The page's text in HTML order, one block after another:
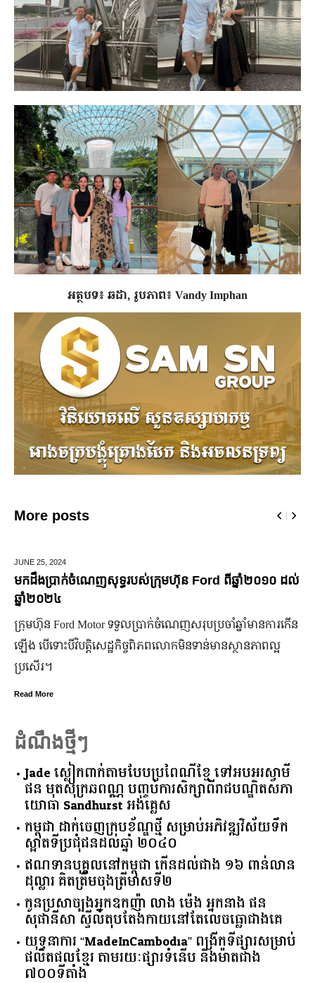
អត្ថបទ៖ ឆដា, រូបភាព៖ Vandy Imphan
More posts
មហ៊ុន Ford ពីឆ្នាំ២០១០ ដល់
េញសរុបប្រចាំឆ្នាំមានការកើន
ោកមិនទាន់មានស្ថានភាពល្អ
មកស្គាល់ពីប្រេននៃ​ fashion គ្
មហាជន​ពិតជា​ស្គាល់​សេដ្ឋី​នី ម៉ៅ
កិត្តិយស កេរ្តិ៍ឈ្មោះ និង​ស្នាដៃ​ក្នុ
ដំណឹងថ្មីៗ
Jade ស្លៀកពាក់តាមបែបប្រពៃណីខ្មែ ទៅអបអរស្វាមី
ផន មុតសុក្រឆពណ្ណ បញ្ចប់ការសិក្សាពីរាជបណ្ឌិតសភា
យោធា Sandhurst អង់គ្លេស
កម្ពុជា​ ​ដាក់​ចេញ​ក្របខ័ណ្ឌ​ថ្មី​ ​សម្រាប់​អភិវឌ្ឍ​វិស័យ​ទឹក​
ស្អាត​ទីប្រជុំជន​ដល់​ឆ្នាំ​ ​២០៤០​
ឥណទាន​បុគ្គល​នៅ​កម្ពុជា​ ​កើន​ដល់​ជាង​ ​១៦​ ​ពាន់​លាន​
ដុល្លារ​ ​គិត​ត្រឹម​ចុង​ត្រីមាស​ទី​២​
កូនប្រសាច្បងអ្នកឧកញ៉ា លាង ម៉េង អ្នកនាង ផន
សុផានីសា ស្ទីល៍តុបតែងកាយនៅតែលេចធ្លោជាងគេ
យុទ្ធនាការ “MadeInCambodia” ពង្រីកទីផ្សារសម្រាប់
ផលិតផលខ្មែរ តាមរយៈផ្សារទំនើប និងម៉ាតជាង
៧០០ទីតាំង